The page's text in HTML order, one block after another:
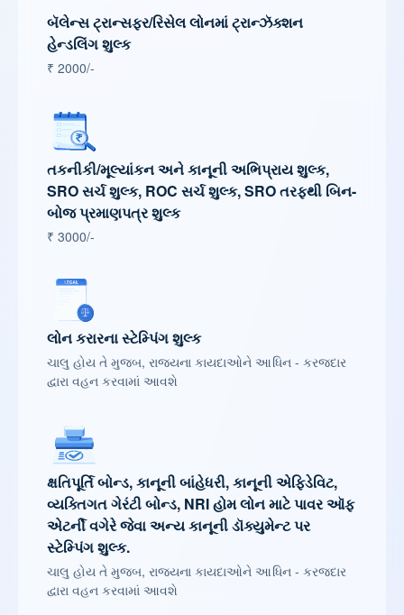
બૅલેન્સ ટ્રાન્સફર/રિસેલ લોનમાં ટ્રાન્ઝૅક્શન
હેન્ડલિંગ શુલ્ક
₹ 2000/-
તકનીકી/મૂલ્યાંકન અને કાનૂની અભિપ્રાય શુલ્ક,
SRO સર્ચ શુલ્ક, ROC સર્ચ શુલ્ક, SRO તરફથી બિન-
બોજ પ્રમાણપત્ર શુલ્ક
₹ 3000/-
લોન કરારના સ્ટેમ્પિંગ શુલ્ક
ચાલુ હોય તે મુજબ, રાજ્યના કાયદાઓને આધિન - કરજદાર
દ્વારા વહન કરવામાં આવશે
ક્ષતિપૂર્તિ બોન્ડ, કાનૂની બાંહેધરી, કાનૂની એફિડેવિટ,
વ્યક્તિગત ગેરંટી બોન્ડ, NRI હોમ લોન માટે પાવર ઑફ
એટર્ની વગેરે જેવા અન્ય કાનૂની ડૉક્યુમેન્ટ પર
સ્ટેમ્પિંગ શુલ્ક.
ચાલુ હોય તે મુજબ, રાજ્યના કાયદાઓને આધિન - કરજદાર
દ્વારા વહન કરવામાં આવશે